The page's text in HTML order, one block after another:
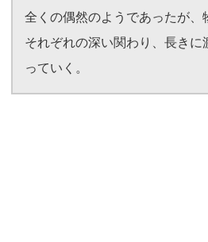
全くの偶然のようであったが、
それぞれの深い関わり、長きに
っていく。